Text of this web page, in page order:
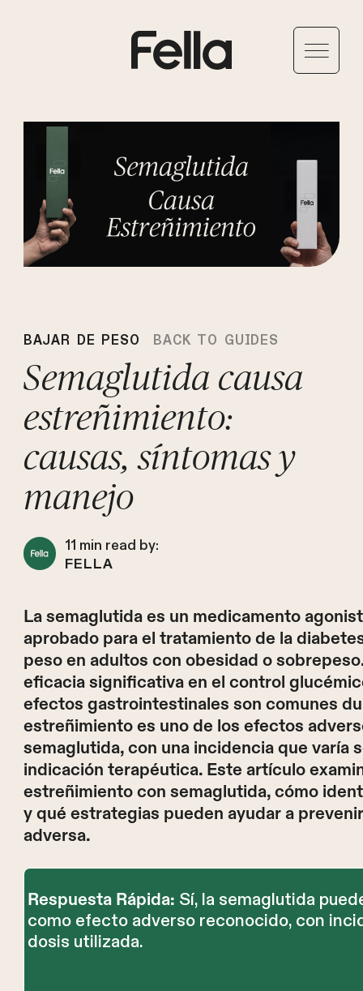
BAJAR DE PESO BACK TO GUIDES
Semaglutida causa
estreñimiento:
causas, síntomas y
manejo
11 min read by:
FELLA
La semaglutida es un medicamento
aprobado para el tratamiento de la
peso en adultos con obesidad o
eficacia significativa en el control
efectos gastrointestinales son comunes
estreñimiento es uno de los efectos
semaglutida, con una incidencia que varía
indicación terapéutica. Este artículo
estreñimiento con semaglutida, cómo
y qué estrategias pueden ayudar a
adversa.
Respuesta Rápida: Sí, la semaglutida
como efecto adverso reconocido, con
dosis utilizada.